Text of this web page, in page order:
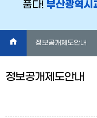
역
품다! 부산광역시
HOME정보공개제도안내
정보공개제도안내